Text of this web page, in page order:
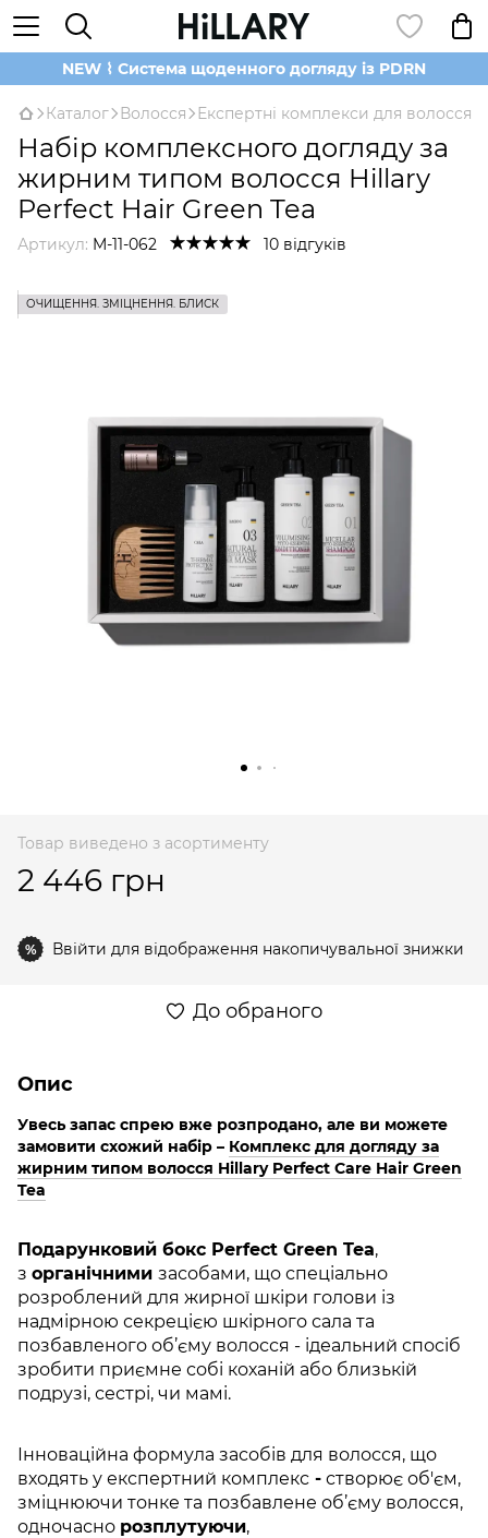
NEW ⌇ Система щоденного догляду із PDRN
Каталог Волосся Експертні комплекси для волосся
Набір комплексного догляду за
жирним типом волосся Hillary
Perfect Hair Green Tea
Артикул: M-11-062 10 відгуків
ОЧИЩЕННЯ. ЗМІЦНЕННЯ. БЛИСК
Товар виведено з асортименту
2 446 грн
% Ввійти для відображення накопичувальної знижки
До обраного
Опис
Увесь запас спрею вже розпродано, але ви можете
замовити схожий набір – Комплекс для догляду за
жирним типом волосся Hillary Perfect Care Hair Green
Tea
Подарунковий бокс Perfect Green Tea,
з органічними засобами, що спеціально
розроблений для жирної шкіри голови із
надмірною секрецією шкірного сала та
позбавленого об’єму волосся - ідеальний спосіб
зробити приємне собі коханій або близькій
подрузі, сестрі, чи мамі.
Інноваційна формула засобів для волосся, що
входять у експертний комплекс - створює об'єм,
зміцнюючи тонке та позбавлене об’єму волосся,
одночасно розплутуючи,